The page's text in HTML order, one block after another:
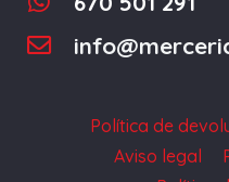
Política de
Aviso legal